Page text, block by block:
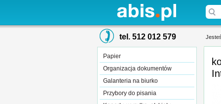
tel. 512 012 579
Papier
Organizacja dokumentów
Galanteria na biurko
Przybory do pisania